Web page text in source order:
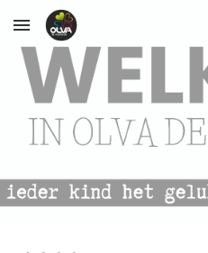
Skip to main content